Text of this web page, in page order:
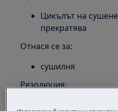
Цикълът на
прекратява
Отнася се за:
сушилня
Резолюция: